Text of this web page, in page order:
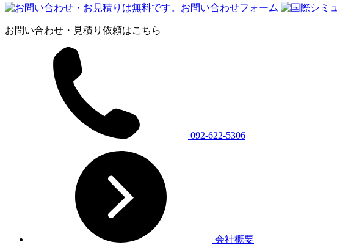
お問い合わせ・見積り依頼はこちら
092-622-5306
会社概要